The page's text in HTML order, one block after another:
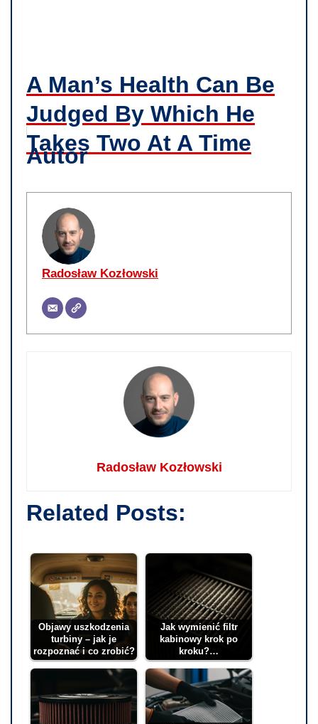
A Man’s Health Can Be
Judged By Which He
Takes Two At A Time
Autor
Radosław Kozłowski
Radosław Kozłowski
Related Posts:
Objawy uszkodzenia
turbiny – jak je
rozpoznać i co zrobić?
Jak wymienić filtr
kabinowy krok po
kroku?…